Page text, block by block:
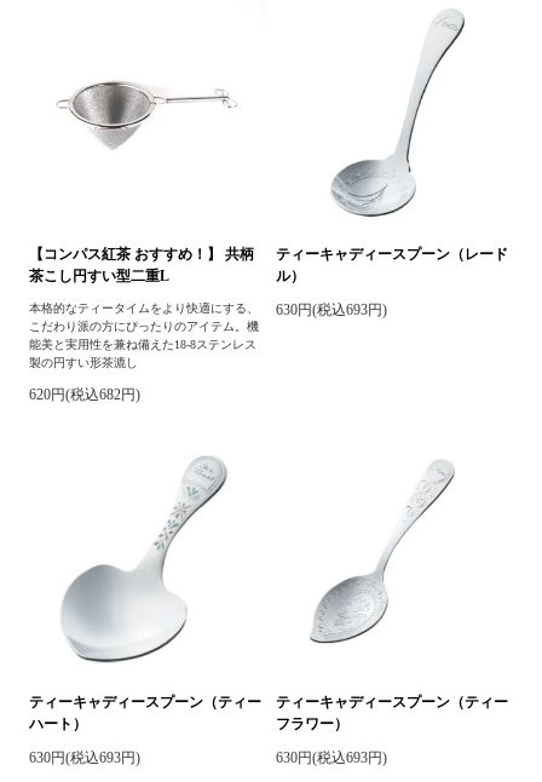
【コンパス紅茶 おすすめ！】 共柄
茶こし円すい型二重L
本格的なティータイムをより快適にする、
こだわり派の方にぴったりのアイテム。機
能美と実用性を兼ね備えた18-8ステンレス
製の円すい形茶漉し
620円(税込682円)
ティーキャディースプーン（レード
ル）
630円(税込693円)
ティーキャディースプーン（ティー
ハート）
630円(税込693円)
ティーキャディースプーン（ティー
フラワー）
630円(税込693円)